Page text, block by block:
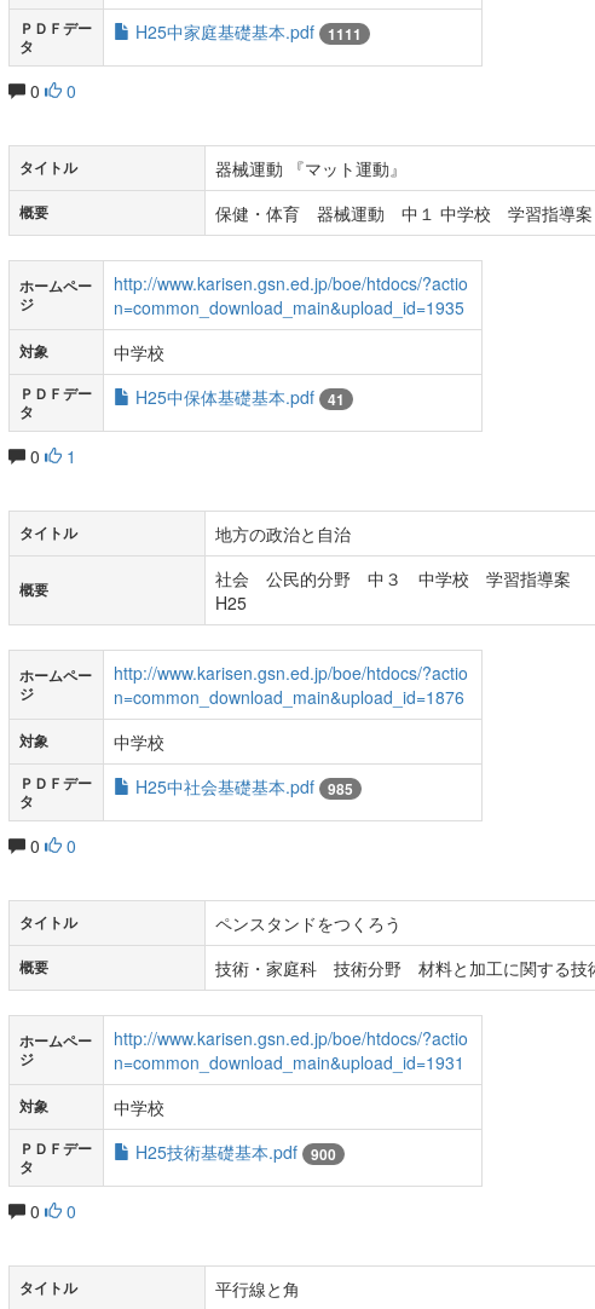
ＰＤＦデー
タ
H25中家庭基礎基本.pdf 1111
0 0
タイトル 器械運動 『マット運動』
概要 保健・体育 器械運動 中１ 中学校 学習指導案
ホームペー
ジ
http://www.karisen.gsn.ed.jp/boe/htdocs/?actio
n=common_download_main&upload_id=1935
対象 中学校
ＰＤＦデー
タ
H25中保体基礎基本.pdf 41
0 1
タイトル 地方の政治と自治
概要
社会 公民的分野 中３ 中学校 学習指導案
H25
ホームペー
ジ
http://www.karisen.gsn.ed.jp/boe/htdocs/?actio
n=common_download_main&upload_id=1876
対象 中学校
ＰＤＦデー
タ
H25中社会基礎基本.pdf 985
0 0
タイトル ペンスタンドをつくろう
概要 技術・家庭科 技術分野 材料と加工に関する
ホームペー
ジ
http://www.karisen.gsn.ed.jp/boe/htdocs/?actio
n=common_download_main&upload_id=1931
対象 中学校
ＰＤＦデー
タ
H25技術基礎基本.pdf 900
0 0
タイトル 平行線と角